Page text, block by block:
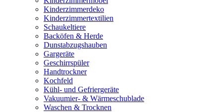
Kinderzimmerdeko
Kinderzimmertextilien
Schaukeltiere
Backöfen & Herde
Dunstabzugshauben
Gargeräte
Geschirrspüler
Handtrockner
Kochfeld
Kühl- und Gefriergeräte
Vakuumier- & Wärmeschublade
Waschen & Trocknen